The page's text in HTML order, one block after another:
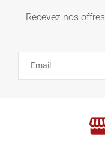
Recevez nos